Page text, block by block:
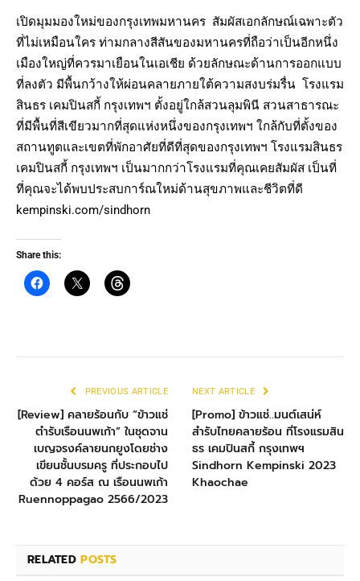
เปิดมุมมองใหม่ของกรุงเทพมหานคร สัมผัสเอกลักษณ์เฉพาะตัว
ที่ไม่เหมือนใคร ท่ามกลางสีสันของมหานครที่ถือว่าเป็นอีกหนึ่ง
เมืองใหญ่ที่ควรมาเยือนในเอเชีย ด้วยลักษณะด้านการออกแบบ
ที่ลงตัว มีพื้นกว้างให้ผ่อนคลายภายใต้ความสงบร่มรื่น โรงแรม
สินธร เคมปินสกี้ กรุงเทพฯ ตั้งอยู่ใกล้สวนลุมพินี สวนสาธารณะ
ที่มีพื้นที่สีเขียวมากที่สุดแห่งหนึ่งของกรุงเทพฯ ใกล้กับที่ตั้งของ
สถานทูตและเขตที่พักอาศัยที่ดีที่สุดของกรุงเทพฯ โรงแรมสินธร
เคมปินสกี้ กรุงเทพฯ เป็นมากกว่าโรงแรมที่คุณเคยสัมผัส เป็นที่
ที่คุณจะได้พบประสบการ์ณใหม่ด้านสุขภาพและชีวิตที่ดี
kempinski.com/sindhorn
Share this:
PREVIOUS ARTICLE
[Review] คลายร้อนกับ “ข้าวแช่
ตำรับเรือนนพเก้า” ในชุดจาน
เบญจรงค์ลายนกยูงโดยช่าง
เขียนชั้นบรมครู ที่ประกอบไป
ด้วย 4 คอร์ส ณ เรือนนพเก้า
Ruennoppagao 2566/2023
NEXT ARTICLE
[Promo] ข้าวแช่..มนต์เสน่ห์
สำรับไทยคลายร้อน ที่โรงแรมสิน
ธร เคมปินสกี้ กรุงเทพฯ
Sindhorn Kempinski 2023
Khaochae
RELATEDPOSTS